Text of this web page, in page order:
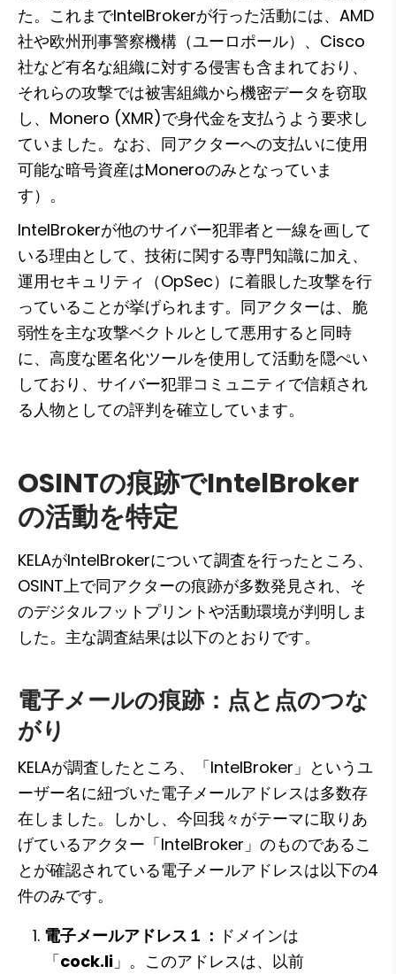
た。これまでIntelBrokerが行った活動には、AMD
社や欧州刑事警察機構（ユーロポール）、Cisco
社など有名な組織に対する侵害も含まれており、
それらの攻撃では被害組織から機密データを窃取
し、Monero (XMR)で身代金を支払うよう要求し
ていました。なお、同アクターへの支払いに使用
可能な暗号資産はMoneroのみとなっていま
す）。
IntelBrokerが他のサイバー犯罪者と一線を画して
いる理由として、技術に関する専門知識に加え、
運用セキュリティ（OpSec）に着眼した攻撃を行
っていることが挙げられます。同アクターは、脆
弱性を主な攻撃ベクトルとして悪用すると同時
に、高度な匿名化ツールを使用して活動を隠ぺい
しており、サイバー犯罪コミュニティで信頼され
る人物としての評判を確立しています。
OSINTの痕跡でIntelBroker
の活動を特定
KELAがIntelBrokerについて調査を行ったところ、
OSINT上で同アクターの痕跡が多数発見され、そ
のデジタルフットプリントや活動環境が判明しま
した。主な調査結果は以下のとおりです。
電子メールの痕跡：点と点のつな
がり
KELAが調査したところ、「IntelBroker」というユ
ーザー名に紐づいた電子メールアドレスは多数存
在しました。しかし、今回我々がテーマに取りあ
げているアクター「IntelBroker」のものであるこ
とが確認されている電子メールアドレスは以下の4
件のみです。
電子メールアドレス１： ドメインは
「cock.li 」。このアドレスは、以前